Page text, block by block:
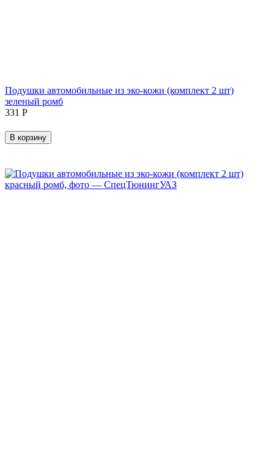
Подушки автомобильные из эко-кожи (комплект 2 шт)
зеленый ромб
‍331‍ Р
В корзину